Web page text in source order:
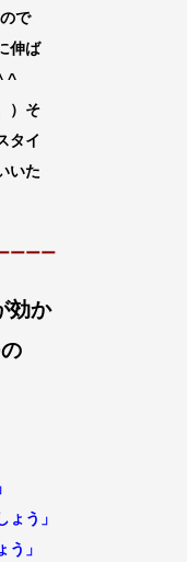
ので
伸ば
^
）そ
タイ
いた
ーーー
効か
ょう」
う」